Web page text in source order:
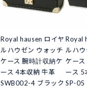
Royal hausen ロイヤ
ルハウゼン ウォッチ
ケース 腕時計収納ケ
ース 4本収納 牛革
SWB002-4 ブラック
Royal
ルハ
ケー
ース
SP-05